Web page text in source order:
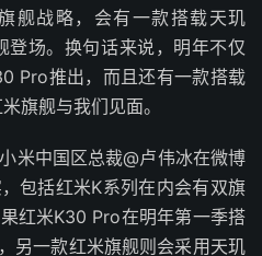
舰战略，会有一款搭载天玑
登场。换句话来说，明年不仅
Pro推出，而且还有一款搭载
旗舰与我们见面。
米中国区总裁@卢伟冰在微博
包括红米K系列在内会有双旗
红米K30 Pro在明年第一季搭
另一款红米旗舰则会采用天玑